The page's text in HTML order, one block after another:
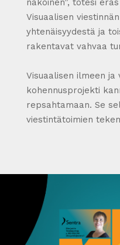
näköinen”, totesi
Visuaalisen
yhtenäisyydestä ja
rakentavat vahvaa
Visuaalisen ilmeen ja
kohennusprojekti
repsahtamaan. Se
viestintätoimien